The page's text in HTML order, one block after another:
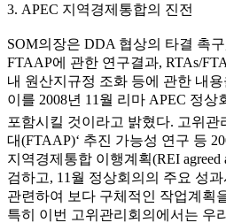
3. APEC 지역경제통합의 진전
SOM의장은 DDA 협상의 타결 촉구
FTAAP에 관한 연구결과, RTAs/
내 원산지규정 조화 등에 관한 내
이를 2008년 11월 리마 APEC 정상
포함시킬 것이라고 밝혔다. 고위
대(FTAAP)‘ 추진 가능성 연구 등
지역경제통합 이행계획(REI agreed
검하고, 11월 정상회의의 주요 성
관련하여 보다 구체적인 작업계획
특히 이번 고위관리회의에서는 우